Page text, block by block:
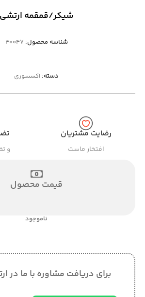
شیکر/قمقمه ارتشی
شناسه محصول:40047
دسته: اکسسوری
رضایت مشتریان
افتخار ماست و
قیمت محصول
ناموجود
برای دریافت مشاوره با ما در